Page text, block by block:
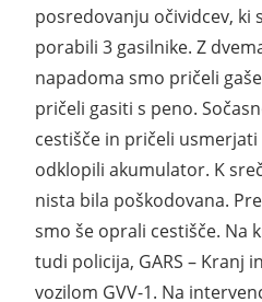
posredovanju očividcev, ki
porabili 3 gasilnike. Z
napadoma smo pričeli
pričeli gasiti s peno.
cestišče in pričeli
odklopili akumulator. K
nista bila poškodovana.
smo še oprali cestišče. Na
tudi policija, GARS – Kranj
vozilom GVV-1. Na